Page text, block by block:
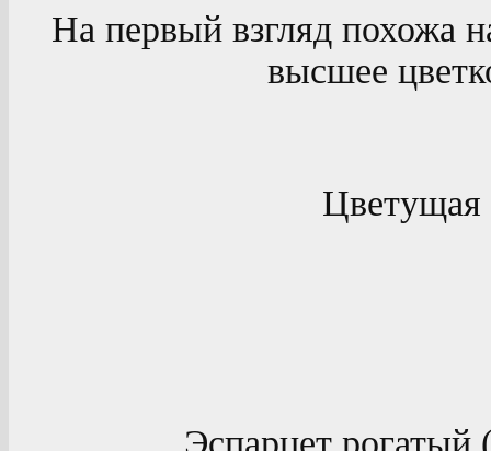
На первый взгляд похожа
высшее
Цветущая
Эспарцет рогатый